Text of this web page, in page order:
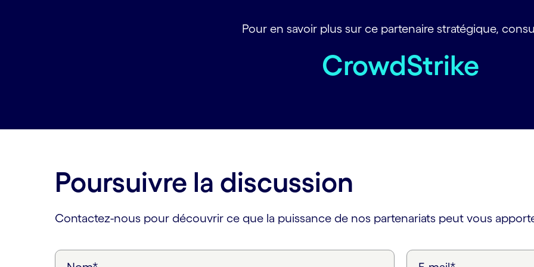
Pour en savoir plus sur ce partenaire stratégique,
CrowdStrike
Poursuivre la discussion
Contactez-nous pour découvrir ce que la puissance de nos partenariats peut vous